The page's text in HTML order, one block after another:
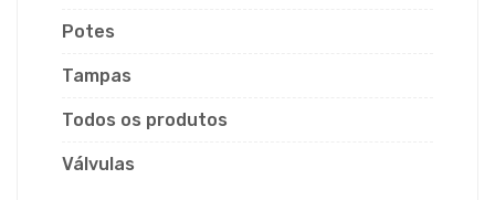
Potes
Tampas
Todos os produtos
Válvulas